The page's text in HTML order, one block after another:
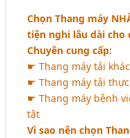
Chọn Thang máy
tiện nghi lâu dài cho
Chuyên cung cấp:
☛ Thang máy tải
☛ Thang máy tải
☛ Thang máy bệnh
tật
Vì sao nên chọn